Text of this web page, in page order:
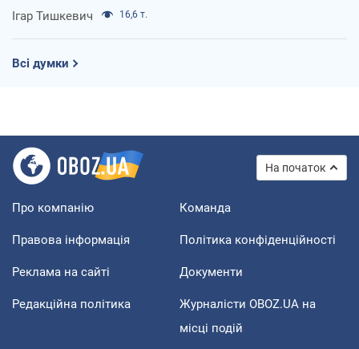
Ігар Тишкевич 16,6 т.
Всі думки
На початок
Про компанію Команда
Правова інформація Політика конфіденційності
Реклама на сайті Документи
Редакційна політика
Журналісти OBOZ.UA на
місці подій